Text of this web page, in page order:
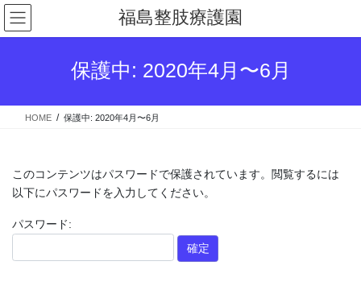
コ
ン
テ
ス
ナ
ビ
ゲ
ン
福島整肢療護園
保護中: 2020年4月〜6月
HOME 保護中: 2020年4月〜6月
このコンテンツはパスワードで保護されています。閲覧するには
以下にパスワードを入力してください。
パスワード: